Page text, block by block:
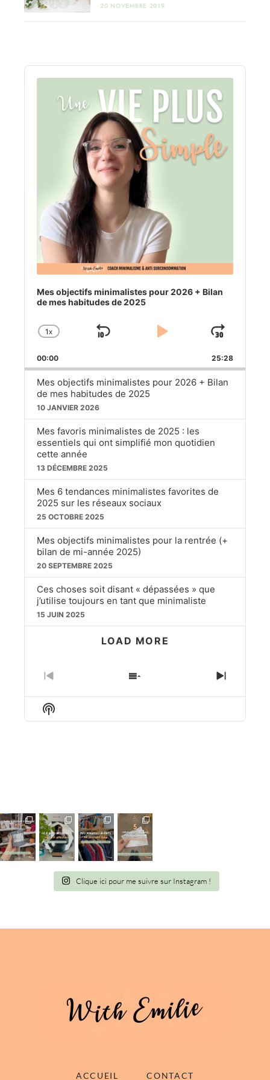
20 NOVEMBRE 2019
Audio
Mes objectifs minimalistes pour 2026 + Bilan
de mes habitudes de 2025
CHANGE
RATE
1X
SKIP
BACKWARD
PLAY
PAUSE
00:00 25:28
Mes objectifs minimalistes pour 2026 + Bilan
de mes habitudes de 2025
10 JANVIER 2026
Mes favoris minimalistes de 2025 : les
essentiels qui ont simplifié mon quotidien
cette année
13 DÉCEMBRE 2025
Mes 6 tendances minimalistes favorites de
2025 sur les réseaux sociaux
25 OCTOBRE 2025
Mes objectifs minimalistes pour la rentrée (+
bilan de mi-année 2025)
20 SEPTEMBRE 2025
Ces choses soit disant « dépassées » que
j’utilise toujours en tant que minimaliste
15 JUIN 2025
LOAD MORE
PREVIOUS
EPISODE
SHOW
EPISODES
NEXT
Show
Podcast
Clique ici pour me suivre sur Instagram !
ACCUEIL CONTACT